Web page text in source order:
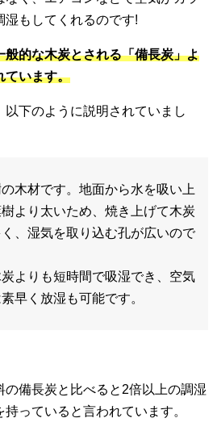
湿もしてくれるのです!
般的な木炭とされる「備長炭」よ
ています。
下のように説明されていまし
木材です。地面から水を吸い上
より太いため、焼き上げて木炭
、湿気を取り込む孔が広いので
よりも短時間で吸湿でき、空気
早く放湿も可能です。
の備長炭と比べると2倍以上の調湿
っていると言われています。